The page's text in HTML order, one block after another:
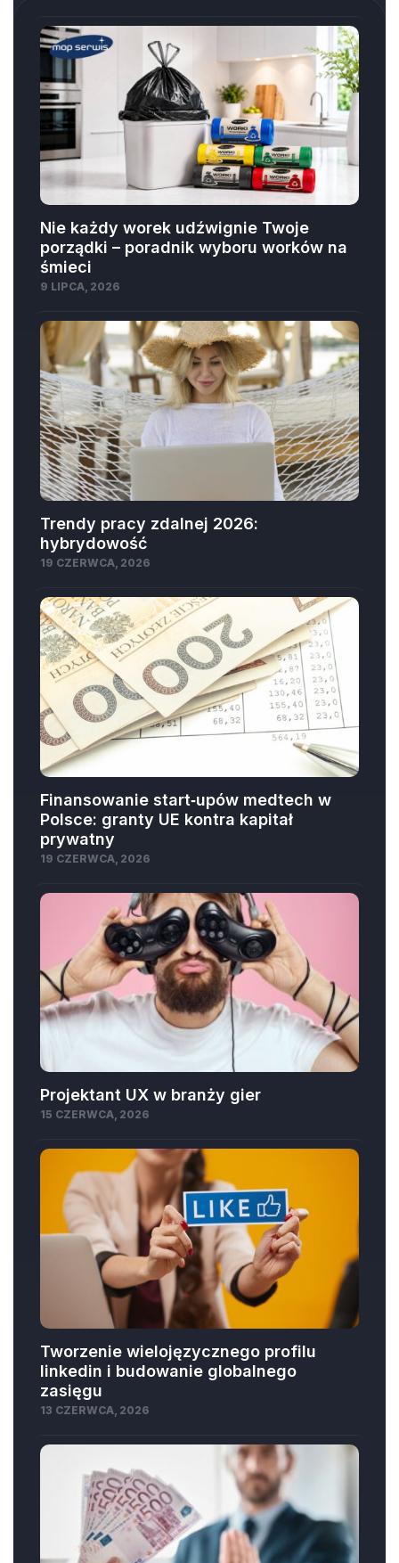
Nie każdy worek udźwignie Twoje
porządki – poradnik wyboru worków na
śmieci
9 LIPCA, 2026
Trendy pracy zdalnej 2026:
hybrydowość
19 CZERWCA, 2026
Finansowanie start‑upów medtech w
Polsce: granty UE kontra kapitał
prywatny
19 CZERWCA, 2026
Projektant UX w branży gier
15 CZERWCA, 2026
Tworzenie wielojęzycznego profilu
linkedin i budowanie globalnego
zasięgu
13 CZERWCA, 2026